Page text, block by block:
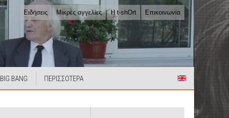
Ειδήσεις Μικρές αγγελίες Η t-shOrt Επικοινωνία
BIG BANG ΠΕΡΙΣΣΟΤΕΡΑ